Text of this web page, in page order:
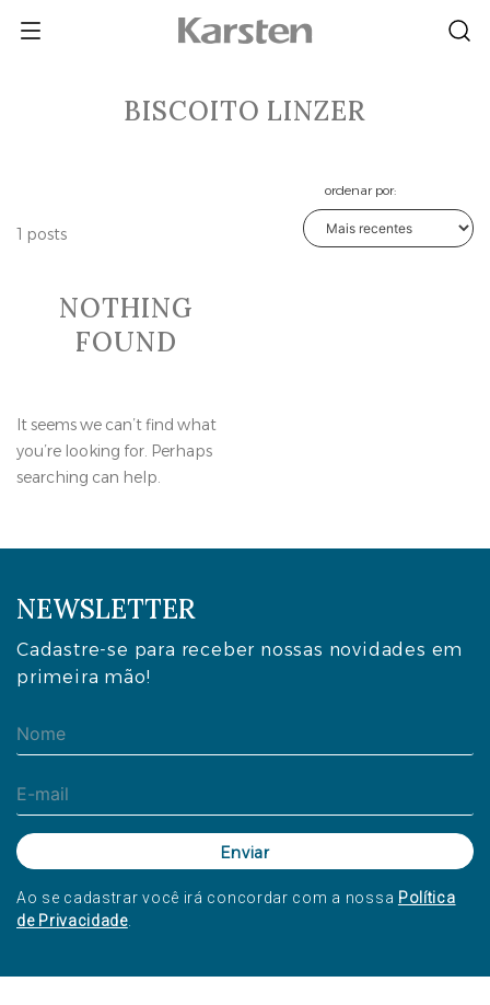
BISCOITO LINZER
1 posts
ordenar por:
NOTHING
FOUND
It seems we can’t find what
you’re looking for. Perhaps
searching can help.
NEWSLETTER
Cadastre-se para receber nossas novidades em
primeira mão!
Ao se cadastrar você irá concordar com a nossa Política
de Privacidade.